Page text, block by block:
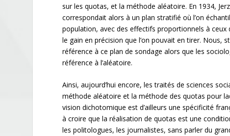
sur les quotas, et la méthode aléatoire. En 1934,
correspondait alors à un plan stratifié où l’on
population, avec des effectifs proportionnels à
le gain en précision que l’on pouvait en tirer. Nous,
référence à ce plan de sondage alors que les
référence à l’aléatoire.
Ainsi, aujourd’hui encore, les traités de sciences
méthode aléatoire et la méthode des quotas pour
vision dichotomique est d’ailleurs une spécificité
à croire que la réalisation de quotas est une
les politologues, les journalistes, sans parler du